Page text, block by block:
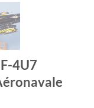
4U7